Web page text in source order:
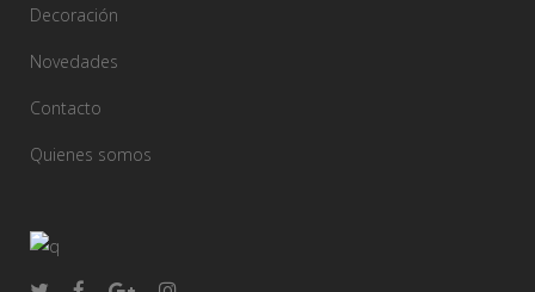
Decoración
Novedades
Contacto
Quienes somos